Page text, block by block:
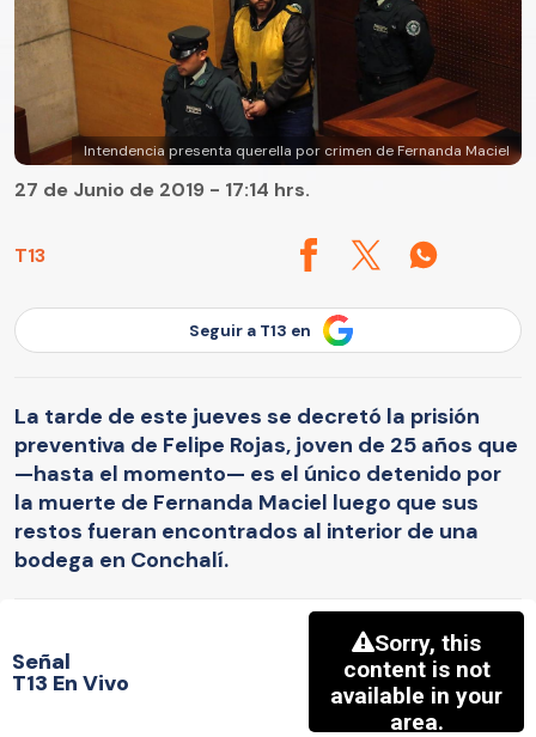
Intendencia presenta querella por crimen de Fernanda Maciel
T13
27 de Junio de 2019 - 17:14 hrs.
Seguir a T13 en
La tarde de este jueves se decretó la prisión
preventiva de Felipe Rojas, joven de 25 años que
—hasta el momento— es el único detenido por
la muerte de Fernanda Maciel luego que sus
restos fueran encontrados al interior de una
bodega en Conchalí.
Señal
T13 En Vivo